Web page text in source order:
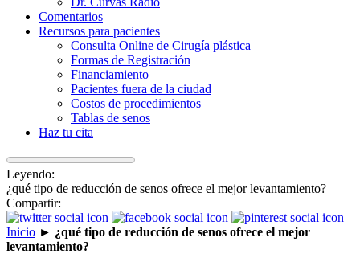
Comentarios
Recursos para pacientes
Consulta Online de Cirugía plástica
Formas de Registración
Financiamiento
Pacientes fuera de la ciudad
Costos de procedimientos
Tablas de senos
Haz tu cita
Leyendo:
¿qué tipo de reducción de senos ofrece el mejor levantamiento?
Compartir:
Inicio ► ¿qué tipo de reducción de senos ofrece el mejor
levantamiento?